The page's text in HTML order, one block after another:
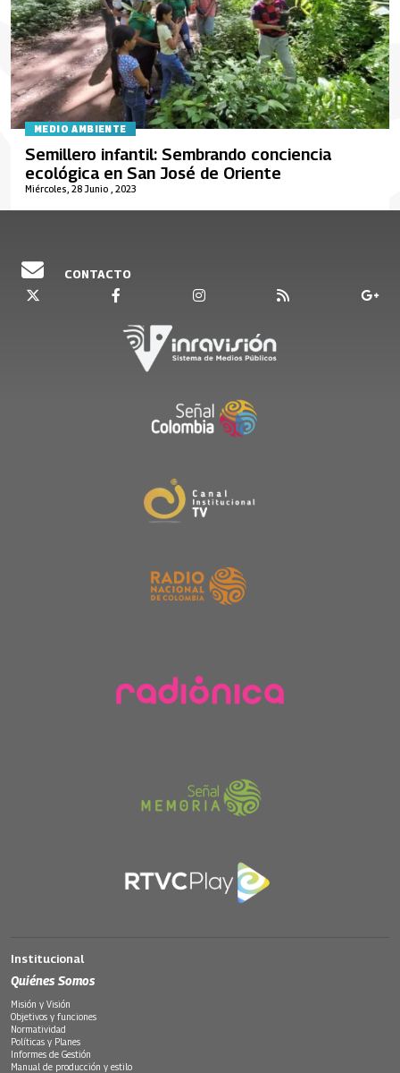
MEDIO AMBIENTE
Miércoles, 28 Junio , 2023
Semillero infantil: Sembrando conciencia
ecológica en San José de Oriente
CONTACTO
Institucional
Quiénes Somos
Misión y Visión
Objetivos y funciones
Normatividad
Políticas y Planes
Informes de Gestión
Manual de producción y estilo